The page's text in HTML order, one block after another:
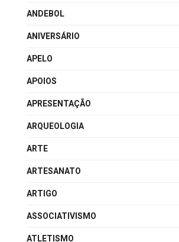
ANDEBOL
ANIVERSÁRIO
APELO
APOIOS
APRESENTAÇÃO
ARQUEOLOGIA
ARTE
ARTESANATO
ARTIGO
ASSOCIATIVISMO
ATLETISMO